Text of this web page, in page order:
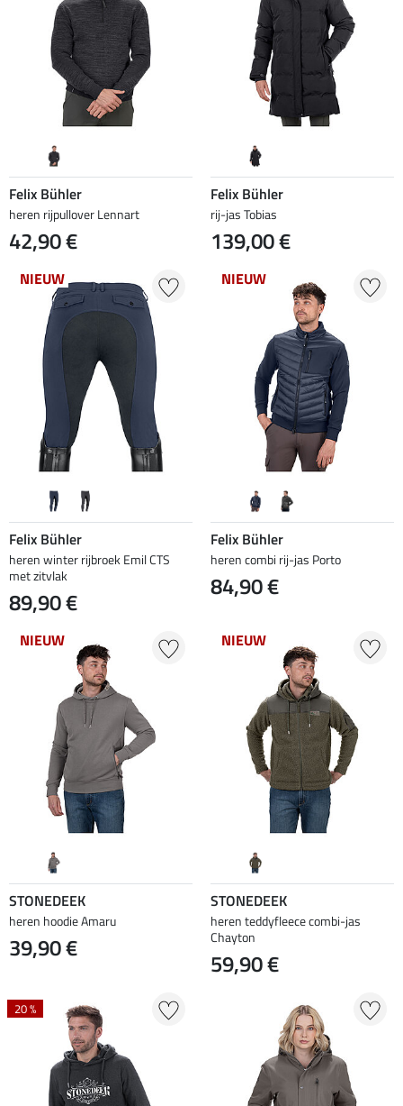
Felix Bühler
heren rijpullover Lennart
42,90 €
Felix Bühler
rij-jas Tobias
139,00 €
NIEUW
Felix Bühler
heren winter rijbroek Emil CTS
met zitvlak
89,90 €
NIEUW
Felix Bühler
heren combi rij-jas Porto
84,90 €
NIEUW
STONEDEEK
heren hoodie Amaru
39,90 €
NIEUW
STONEDEEK
heren teddyfleece combi-jas
Chayton
59,90 €
20 %